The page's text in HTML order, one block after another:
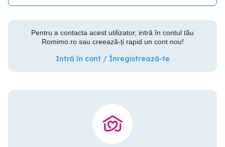
Pentru a contacta acest utilizator, intră în contul tău
Romimo.ro sau creează-ți rapid un cont nou!
Intră în cont / Înregistrează-te